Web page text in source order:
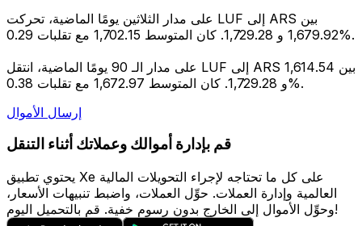
على مدار الثلاثين يومًا الماضية، تحركت LUF إلى ARS بين
1,679.92 و 1,729.28. كان المتوسط 1,702.15 مع تقلبات 0.29%.
على مدار الـ 90 يومًا الماضية، انتقل LUF إلى ARS بين 1,614.54
و 1,729.28. كان المتوسط 1,672.97 مع تقلبات 0.38%.
إرسال الأموال
قم بإدارة أموالك وعملاتك أثناء التنقل
يحتوي تطبيق Xe على كل ما تحتاجه لإجراء التحويلات المالية
العالمية وإدارة العملات. حوِّل العملات، واضبط تنبيهات الأسعار،
وحوِّل الأموال إلى الخارج بدون رسوم خفية. قم بالتحميل اليوم!